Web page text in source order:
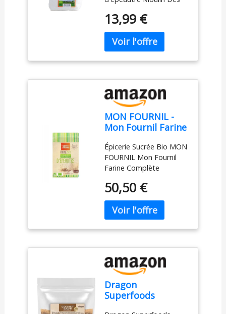
Épeautre Complète T150
- 500G
13,99 €
MON FOURNIL -
Mon Fournil Farine
D'Épeautre T150
Bio 1Kg - Lot De 3 -
Vendu Par Lot
Épicerie Sucrée Bio MON
FOURNIL Mon Fournil
Farine Complète
1Kg
50,50 €
Dragon
Superfoods